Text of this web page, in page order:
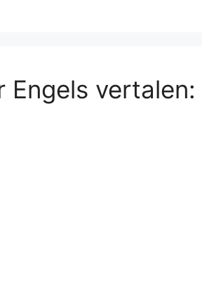
Engels vertalen: